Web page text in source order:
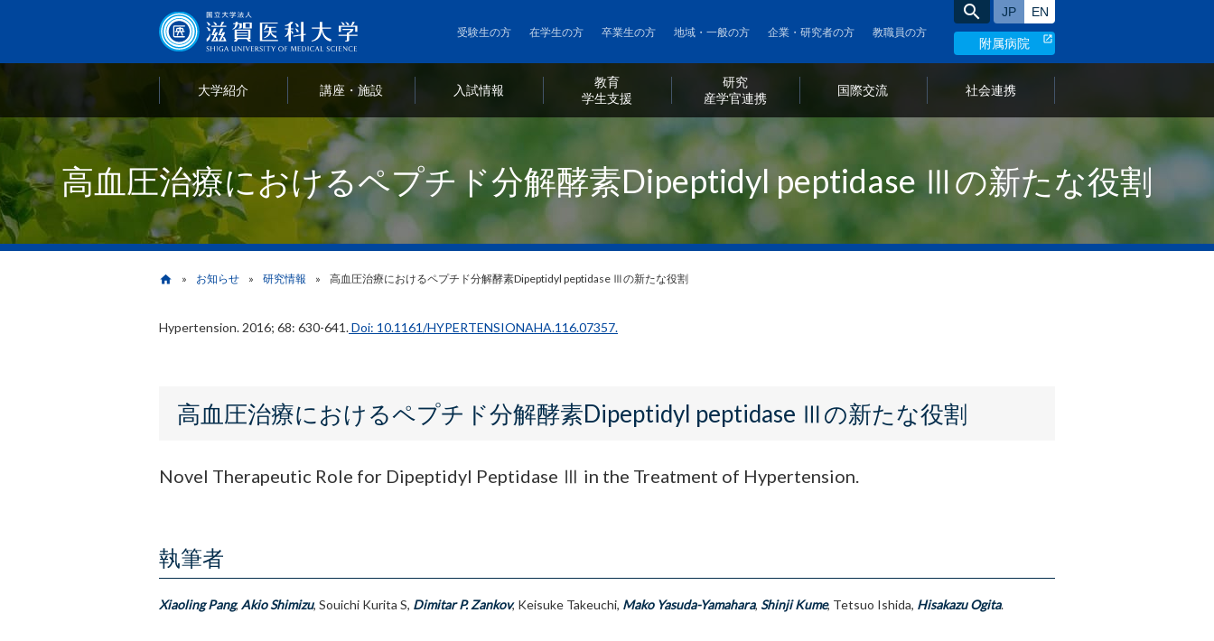
イ
コ
ン
ツ
に
動
附属病院
search
語
の
切
り
え
日本語サイト
大学紹介 講座・施設 入試情報
教育
学生支援
研究
産学官連携
国際交流 社会連携
利
用
者
別
メ
ニ
ュ
受験生の方 在学生の方 卒業生の方 地域・一般の方 企業・研究者の方 教職員の方
高血圧治療におけるペプチド分解酵素Dipeptidyl peptidase Ⅲの新たな役割
く
home お知らせ 研究情報 高血圧治療におけるペプチド分解酵素Dipeptidyl peptidase Ⅲの新たな役割
Hypertension. 2016; 68: 630-641.Doi: 10.1161/HYPERTENSIONAHA.116.07357.
高血圧治療におけるペプチド分解酵素Dipeptidyl peptidase Ⅲの新たな役割
Novel Therapeutic Role for Dipeptidyl Peptidase Ⅲ in the Treatment of Hypertension.
執筆者
Xiaoling Pang, Akio Shimizu, Souichi Kurita S, Dimitar P. Zankov, Keisuke Takeuchi, Mako Yasuda-Yamahara, Shinji Kume, Tetsuo Ishida, Hisakazu Ogita.